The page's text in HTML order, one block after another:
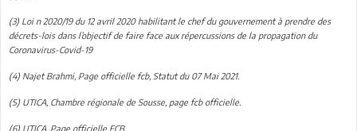
(3) Loi n 2020/19 du 12 avril 2020 habilitant le chef du gouvernement à prendre des
décrets-lois dans l’objectif de faire face aux répercussions de la propagation du
Coronavirus-Covid-19
(4) Najet Brahmi, Page officielle fcb, Statut du 07 Mai 2021.
(5) UTICA, Chambre régionale de Sousse, page fcb officielle.
(6) UTICA, Page officielle FCB.